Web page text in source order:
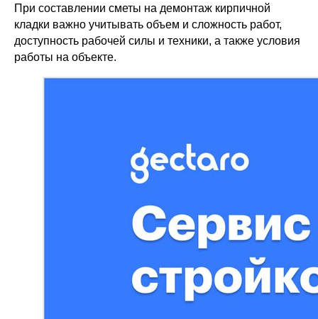
При составлении сметы на демонтаж кирпичной
кладки важно учитывать объем и сложность работ,
доступность рабочей силы и техники, а также условия
работы на объекте.